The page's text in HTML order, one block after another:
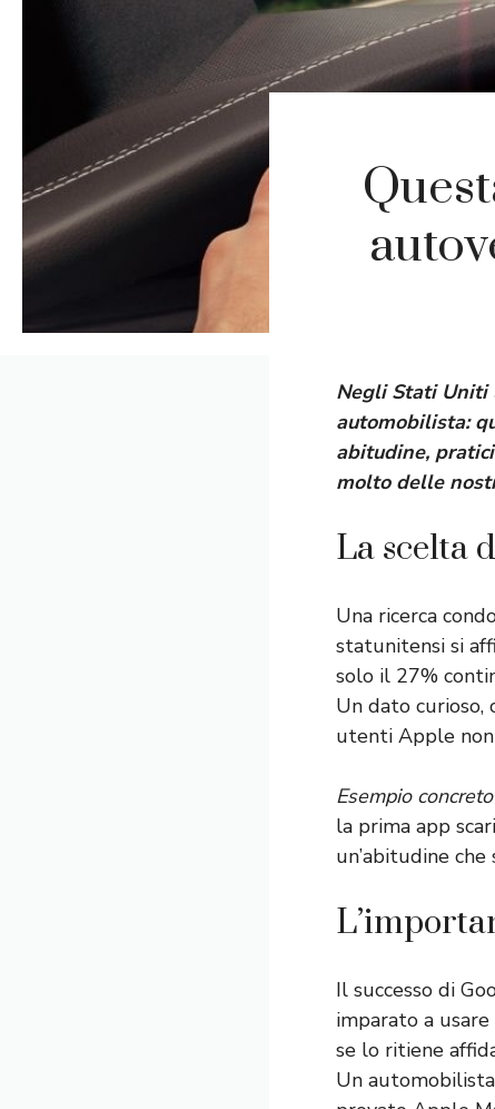
Negli Stati Uniti
automobilista:
abitudine,
molto delle
La scelta
Una ricerca
statunitensi si
solo il 27%
Un dato curioso,
utenti Apple
Esempio
la prima app
un’abitudine
Il successo di
imparato a
se lo ritiene
Un